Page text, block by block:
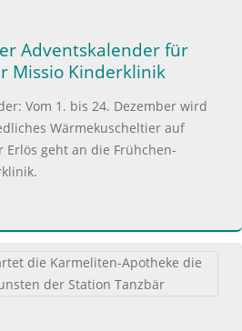
Adventskalender für
Missio Kinderklinik
Vom 1. bis 24. Dezember wird
Wärmekuscheltier auf
Erlös geht an die Frühchen-